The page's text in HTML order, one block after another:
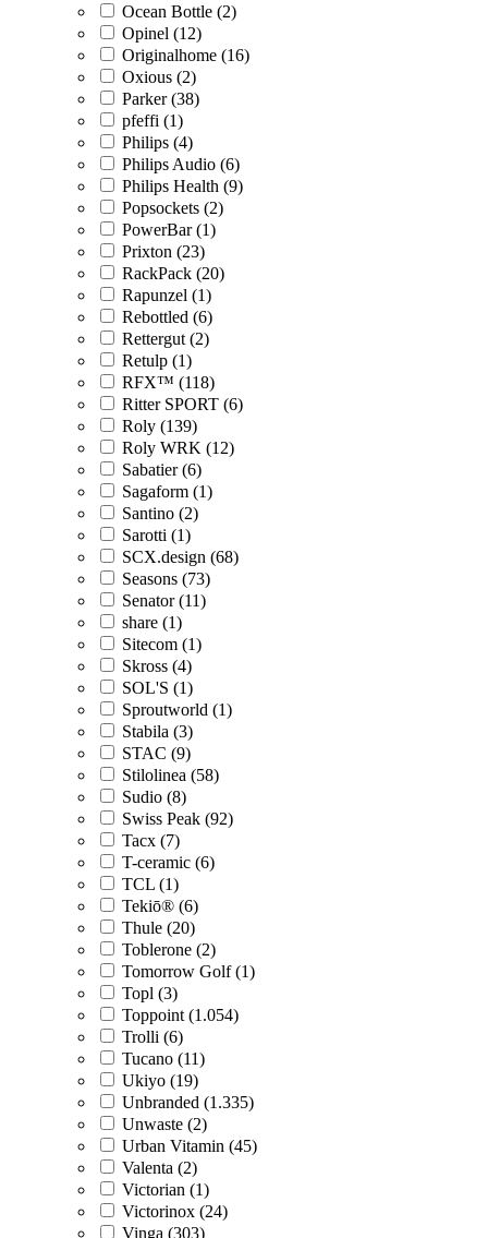
Ocean Bottle (2)
Opinel (12)
Originalhome (16)
Oxious (2)
Parker (38)
pfeffi (1)
Philips (4)
Philips Audio (6)
Philips Health (9)
Popsockets (2)
PowerBar (1)
Prixton (23)
RackPack (20)
Rapunzel (1)
Rebottled (6)
Rettergut (2)
Retulp (1)
RFX™ (118)
Ritter SPORT (6)
Roly (139)
Roly WRK (12)
Sabatier (6)
Sagaform (1)
Santino (2)
Sarotti (1)
SCX.design (68)
Seasons (73)
Senator (11)
share (1)
Sitecom (1)
Skross (4)
SOL'S (1)
Sproutworld (1)
Stabila (3)
STAC (9)
Stilolinea (58)
Sudio (8)
Swiss Peak (92)
Tacx (7)
T-ceramic (6)
TCL (1)
Tekiō® (6)
Thule (20)
Toblerone (2)
Tomorrow Golf (1)
Topl (3)
Toppoint (1.054)
Trolli (6)
Tucano (11)
Ukiyo (19)
Unbranded (1.335)
Unwaste (2)
Urban Vitamin (45)
Valenta (2)
Victorian (1)
Victorinox (24)
Vinga (303)